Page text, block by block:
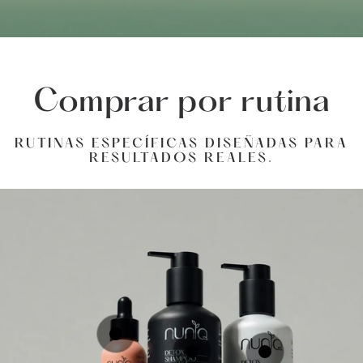
Comprar por rutina
RUTINAS ESPECÍFICAS DISEÑADAS PARA
RESULTADOS REALES.